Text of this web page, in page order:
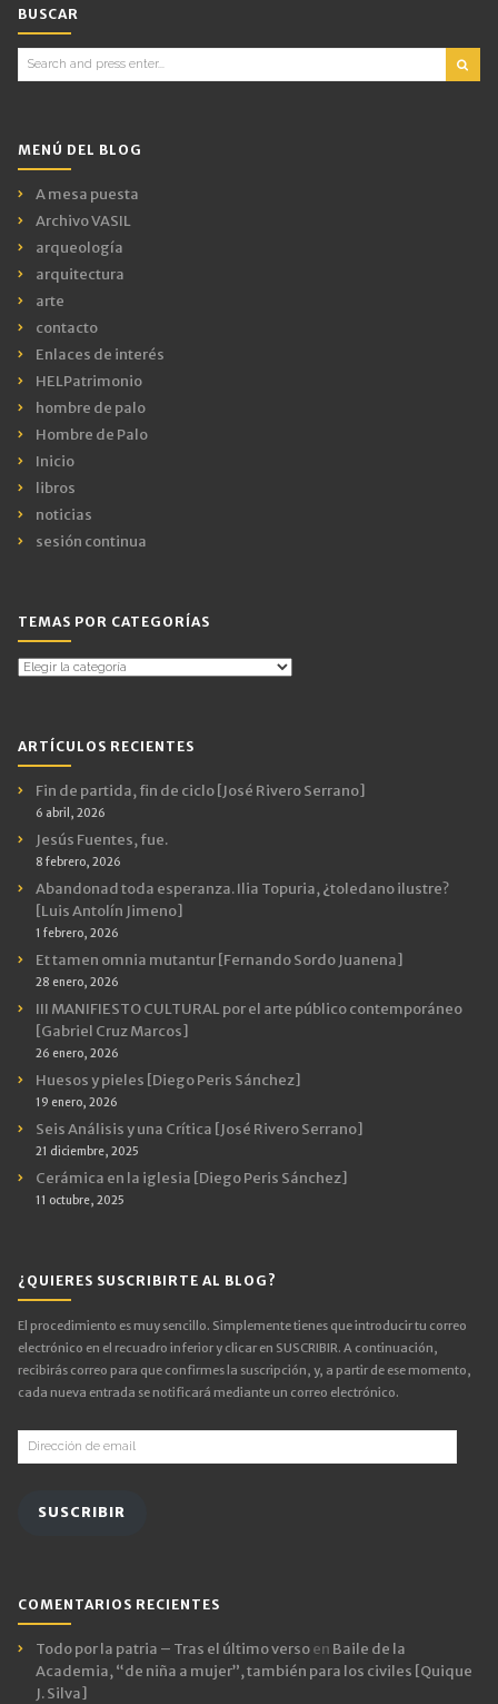
BUSCAR
Search
for:
MENÚ DEL BLOG
A mesa puesta
Archivo VASIL
arqueología
arquitectura
arte
contacto
Enlaces de interés
HELPatrimonio
hombre de palo
Hombre de Palo
Inicio
libros
noticias
sesión continua
TEMAS POR CATEGORÍAS
Temas
ARTÍCULOS RECIENTES
Fin de partida, fin de ciclo [José Rivero Serrano]
6 abril, 2026
Jesús Fuentes, fue.
8 febrero, 2026
Abandonad toda esperanza. Ilia Topuria, ¿toledano ilustre?
[Luis Antolín Jimeno]
1 febrero, 2026
Et tamen omnia mutantur [Fernando Sordo Juanena]
28 enero, 2026
III MANIFIESTO CULTURAL por el arte público contemporáneo
[Gabriel Cruz Marcos]
26 enero, 2026
Huesos y pieles [Diego Peris Sánchez]
19 enero, 2026
Seis Análisis y una Crítica [José Rivero Serrano]
21 diciembre, 2025
Cerámica en la iglesia [Diego Peris Sánchez]
11 octubre, 2025
¿QUIERES SUSCRIBIRTE AL BLOG?
El procedimiento es muy sencillo. Simplemente tienes que introducir tu correo
electrónico en el recuadro inferior y clicar en SUSCRIBIR. A continuación,
recibirás correo para que confirmes la suscripción, y, a partir de ese momento,
cada nueva entrada se notificará mediante un correo electrónico.
Dirección
de
SUSCRIBIR
COMENTARIOS RECIENTES
Todo por la patria – Tras el último versoen Baile de la
Academia, “de niña a mujer”, también para los civiles [Quique
J. Silva]